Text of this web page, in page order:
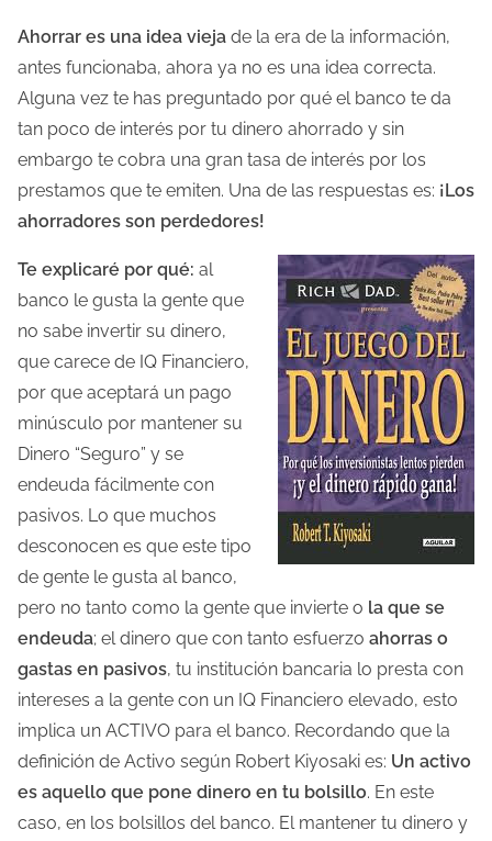
a
e
n
t
r
a
d
Ahorrar es una idea vieja de la era de la información,
antes funcionaba, ahora ya no es una idea correcta.
Alguna vez te has preguntado por qué el banco te da
tan poco de interés por tu dinero ahorrado y sin
embargo te cobra una gran tasa de interés por los
prestamos que te emiten. Una de las respuestas es: ¡Los
ahorradores son perdedores!
Te explicaré por qué: al
banco le gusta la gente que
no sabe invertir su dinero,
que carece de IQ Financiero,
por que aceptará un pago
minúsculo por mantener su
Dinero “Seguro” y se
endeuda fácilmente con
pasivos. Lo que muchos
desconocen es que este tipo
de gente le gusta al banco,
pero no tanto como la gente que invierte o la que se
endeuda; el dinero que con tanto esfuerzo ahorras o
gastas en pasivos, tu institución bancaria lo presta con
intereses a la gente con un IQ Financiero elevado, esto
implica un ACTIVO para el banco. Recordando que la
definición de Activo según Robert Kiyosaki es: Un activo
es aquello que pone dinero en tu bolsillo. En este
caso, en los bolsillos del banco. El mantener tu dinero y